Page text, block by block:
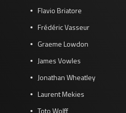
Flavio Briatore
Frédéric Vasseur
Graeme Lowdon
James Vowles
Jonathan Wheatley
Laurent Mekies
Toto Wolff